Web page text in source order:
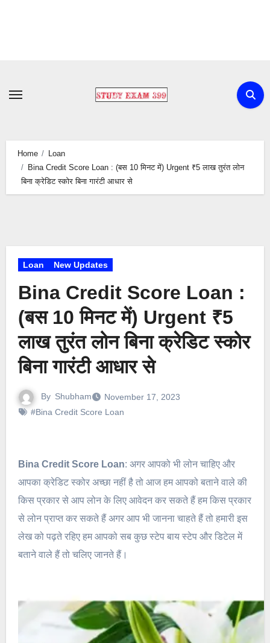
content
Home
Loan
Bina Credit Score Loan : (बस 10 मिनट में) Urgent ₹5 लाख तुरंत लोन
बिना क्रेडिट स्कोर बिना गारंटी आधार से
Loan New Updates
Bina Credit Score Loan :
(बस 10 मिनट में) Urgent ₹5
लाख तुरंत लोन बिना क्रेडिट स्कोर
बिना गारंटी आधार से
By Shubham
November 17, 2023
#Bina Credit Score Loan
Bina Credit Score Loan: अगर आपको भी लोन चाहिए और
आपका क्रेडिट स्कोर अच्छा नहीं है तो आज हम आपको बताने वाले की
किस प्रकार से आप लोन के लिए आवेदन कर सकते हैं हम किस प्रकार
से लोन प्राप्त कर सकते हैं अगर आप भी जानना चाहते हैं तो हमारी इस
लेख को पढ़ते रहिए हम आपको सब कुछ स्टेप बाय स्टेप और डिटेल में
बताने वाले हैं तो चलिए जानते हैं।